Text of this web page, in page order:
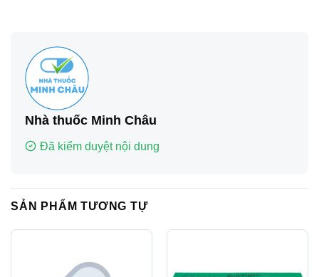
Nhà thuốc Minh Châu
Đã kiểm duyệt nội dung
SẢN PHẨM TƯƠNG TỰ